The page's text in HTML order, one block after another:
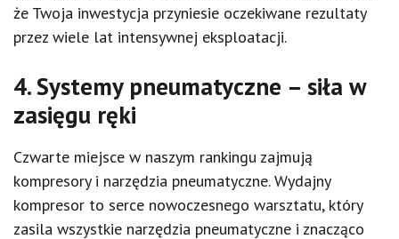
że Twoja inwestycja przyniesie oczekiwane rezultaty
przez wiele lat intensywnej eksploatacji.
4. Systemy pneumatyczne – siła w
zasięgu ręki
Czwarte miejsce w naszym rankingu zajmują
kompresory i narzędzia pneumatyczne. Wydajny
kompresor to serce nowoczesnego warsztatu, który
zasila wszystkie narzędzia pneumatyczne i znacząco